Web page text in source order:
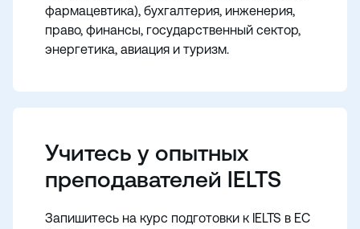
фармацевтика), бухгалтерия, инженерия,
право, финансы, государственный сектор,
энергетика, авиация и туризм.
Учитесь у опытных
преподавателей IELTS
Запишитесь на курс подготовки к IELTS в EC